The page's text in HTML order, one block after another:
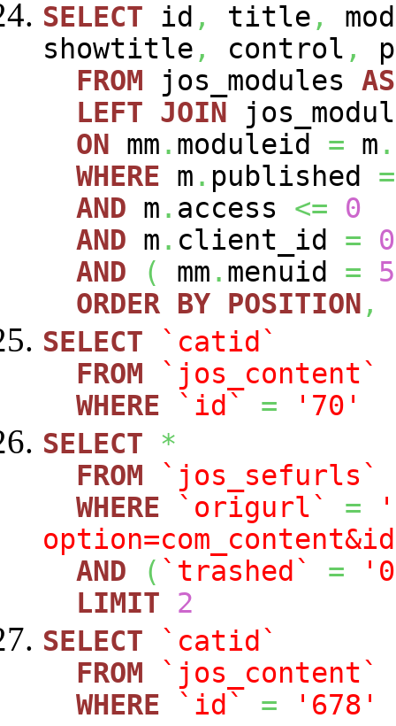
SELECT id , title ,
showtitle , control ,
FROM jos_modules AS
LEFT JOIN
ON mm . moduleid = m .
WHERE m . published =
AND m . access <=
0
AND m . client_id =
0
AND
( mm . menuid =
5
ORDER BY POSITION ,
SELECT
`catid`
FROM
`jos_content`
WHERE
`id` =
'70'
SELECT
*
FROM
`jos_sefurls`
WHERE
`origurl` =
AND
( `trashed` =
LIMIT
2
SELECT
`catid`
FROM
`jos_content`
WHERE
`id` =
'678'